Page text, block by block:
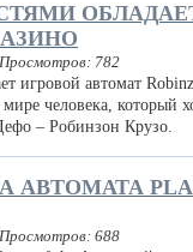
АЗИНО
782
человека,
– Робинзон Крузо.
688